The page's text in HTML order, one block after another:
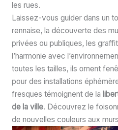
les rues.
Laissez-vous guider dans un
rennaise, la découverte des
privées ou publiques, les
l’harmonie avec
toutes les tailles, ils ornent
pour des installations
fresques témoignent de la
de la ville. Découvrez le
de nouvelles couleurs aux